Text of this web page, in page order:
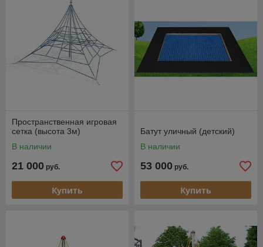
Пространственная игровая
сетка (высота 3м)
В наличии
21 000 руб.
Купить
Батут уличный (детский)
В наличии
53 000 руб.
Купить